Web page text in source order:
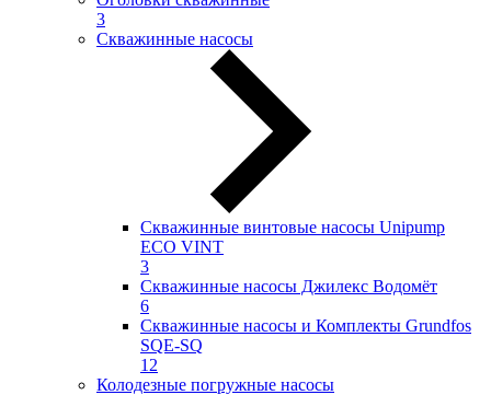
3
Скважинные насосы
Скважинные винтовые насосы Unipump
ECO VINT
3
Скважинные насосы Джилекс Водомёт
6
Скважинные насосы и Комплекты Grundfos
SQE-SQ
12
Колодезные погружные насосы